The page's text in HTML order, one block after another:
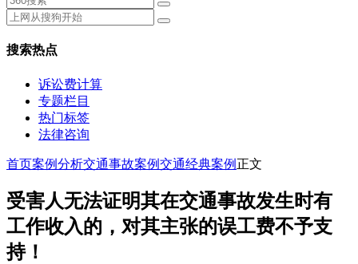
搜索热点
诉讼费计算
专题栏目
热门标签
法律咨询
首页案例分析交通事故案例交通经典案例 正文
受害人无法证明其在交通事故发生时有
工作收入的，对其主张的误工费不予支
持！